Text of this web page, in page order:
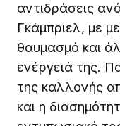
αντιδράσεις
Γκάμπριελ, με
θαυμασμό και
ενέργειά της.
της καλλονής
και η